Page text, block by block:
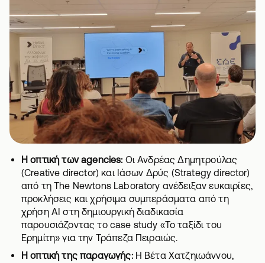
Η οπτική των agencies: Οι Ανδρέας Δημητρούλας
(Creative director) και Ιάσων Δρύς (Strategy director)
από τη The Newtons Laboratory ανέδειξαν ευκαιρίες,
προκλήσεις και χρήσιμα συμπεράσματα από τη
χρήση AI στη δημιουργική διαδικασία
παρουσιάζοντας το case study «Το ταξίδι του
Ερημίτη» για την Τράπεζα Πειραιώς.
Η οπτική της παραγωγής:Η Βέτα Χατζηιωάννου,